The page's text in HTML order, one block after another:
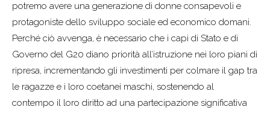
potremo avere una generazione di donne consapevoli e
protagoniste dello sviluppo sociale ed economico domani.
Perché ciò avvenga, è necessario che i capi di Stato e di
Governo del G20 diano priorità all’istruzione nei loro piani di
ripresa, incrementando gli investimenti per colmare il gap tra
le ragazze e i loro coetanei maschi, sostenendo al
contempo il loro diritto ad una partecipazione significativa